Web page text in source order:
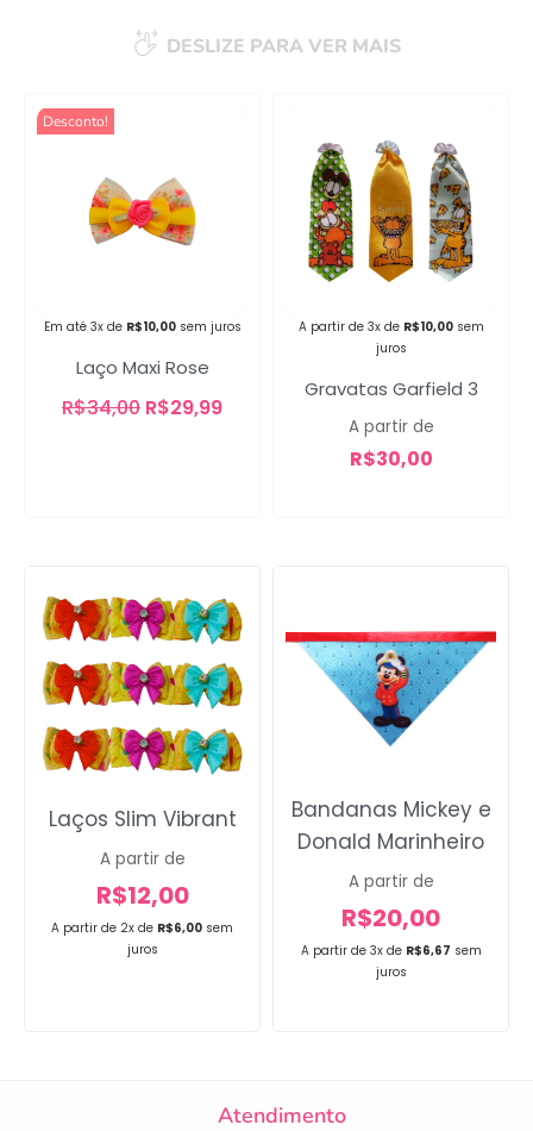
DESLIZE PARA VER MAIS
Desconto!
Em até 3x de R$10,00 sem juros
Laço Maxi Rose
R$34,00 R$29,99
A partir de 3x de R$10,00 sem
juros
Gravatas Garfield 3
A partir de
R$30,00
A partir de 2x de R$6,00 sem
juros
Laços Slim Vibrant
A partir de
R$12,00
A partir de 3x de R$6,67 sem
juros
Bandanas Mickey e
Donald Marinheiro
A partir de
R$20,00
Atendimento
Campanha lançada com
sucesso!